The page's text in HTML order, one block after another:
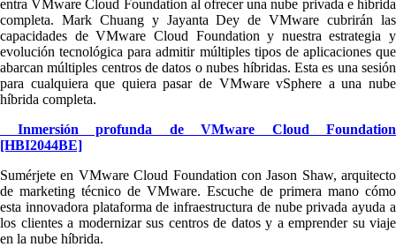
entra VMware Cloud Foundation al ofrecer una nube privada e híbrida
completa. Mark Chuang y Jayanta Dey de VMware cubrirán las
capacidades de VMware Cloud Foundation y nuestra estrategia y
evolución tecnológica para admitir múltiples tipos de aplicaciones que
abarcan múltiples centros de datos o nubes híbridas. Esta es una sesión
para cualquiera que quiera pasar de VMware vSphere a una nube
híbrida completa.
Inmersión profunda de VMware Cloud Foundation
[HBI2044BE]
Sumérjete en VMware Cloud Foundation con Jason Shaw, arquitecto
de marketing técnico de VMware. Escuche de primera mano cómo
esta innovadora plataforma de infraestructura de nube privada ayuda a
los clientes a modernizar sus centros de datos y a emprender su viaje
en la nube híbrida.